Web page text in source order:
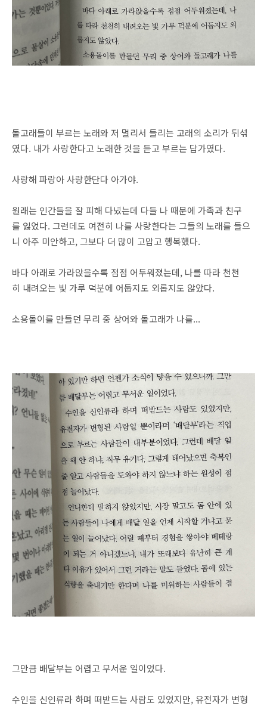
돌고래들이 부르는 노래와 저 멀리서 들리는 고래의 소리가 뒤섞
였다. 내가 사랑한다고 노래한 것을 듣고 부르는 답가였다.
사랑해 파랑아 사랑한단다 아가야.
원래는 인간들을 잘 피해 다녔는데 다들 나 때문에 가족과 친구
를 잃었다. 그런데도 여전히 나를 사랑한다는 그들의 노래를 들으
니 아주 미안하고, 그보다 더 많이 고맙고 행복했다.
바다 아래로 가라앉을수록 점점 어두워졌는데, 나를 따라 천천
히 내려오는 빛 가루 덕분에 어둡지도 외롭지도 않았다.
소용돌이를 만들던 무리 중 상어와 돌고래가 나를...
그만큼 배달부는 어렵고 무서운 일이었다.
수인을 신인류라 하며 떠받드는 사람도 있었지만, 유전자가 변형